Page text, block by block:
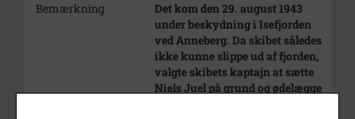
Bemærkning
Det kom den 29. august 1943
under beskydning i Isefjorden
ved Anneberg. Da skibet således
ikke kunne slippe ud af fjorden,
valgte skibets kaptajn at sætte
Niels Juel på grund og ødelægge